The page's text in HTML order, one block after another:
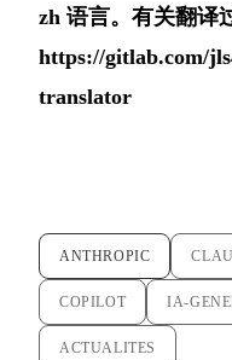
zh 语言。有关翻译
https://gitlab.com/
translator
ANTHROPIC
COPILOT IA-
ACTUALITES